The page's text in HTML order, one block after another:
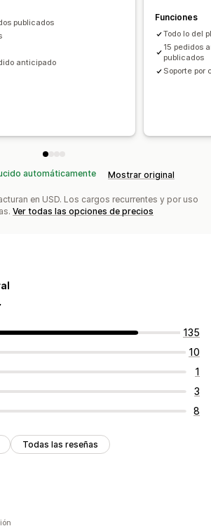
publicados
anticipado
Funciones
Todo lo del
15 pedidos
publicados
Soporte por
automáticamente Mostrar original
en USD. Los cargos recurrentes y por uso
Ver todas las opciones de precios
135
10
1
3
8
Todas las reseñas